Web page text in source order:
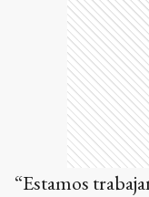
“Estamos